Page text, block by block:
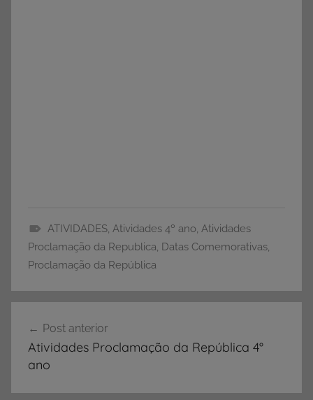
A
T
V
A
E
ATIVIDADES, Atividades 4º ano, Atividades
Proclamação da Republica, Datas Comemorativas,
Proclamação da República
de
Post
Post anterior
Atividades Proclamação da República 4°
ano